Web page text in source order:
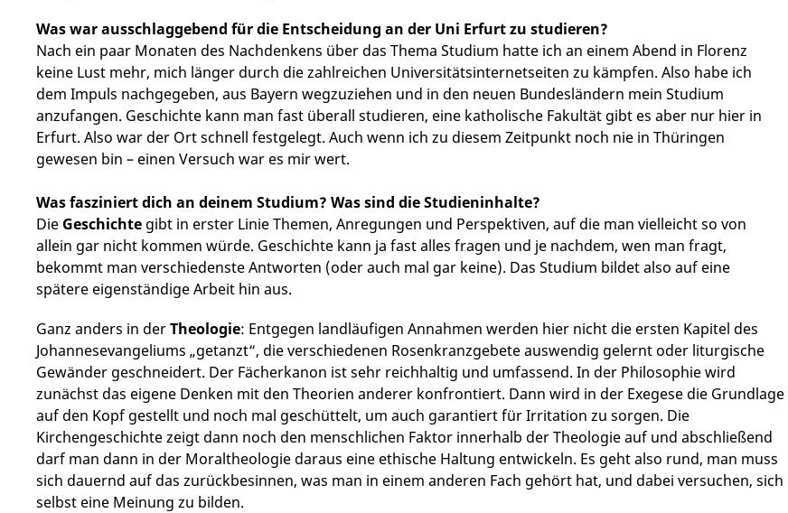
Was war ausschlaggebend für die Entscheidung an der Uni Erfurt zu studieren?
Nach ein paar Monaten des Nachdenkens über das Thema Studium hatte ich an einem Abend in Florenz
keine Lust mehr, mich länger durch die zahlreichen Universitätsinternetseiten zu kämpfen. Also habe ich
dem Impuls nachgegeben, aus Bayern wegzuziehen und in den neuen Bundesländern mein Studium
anzufangen. Geschichte kann man fast überall studieren, eine katholische Fakultät gibt es aber nur hier in
Erfurt. Also war der Ort schnell festgelegt. Auch wenn ich zu diesem Zeitpunkt noch nie in Thüringen
gewesen bin – einen Versuch war es mir wert.
Was fasziniert dich an deinem Studium? Was sind die Studieninhalte?
Die Geschichte gibt in erster Linie Themen, Anregungen und Perspektiven, auf die man vielleicht so von
allein gar nicht kommen würde. Geschichte kann ja fast alles fragen und je nachdem, wen man fragt,
bekommt man verschiedenste Antworten (oder auch mal gar keine). Das Studium bildet also auf eine
spätere eigenständige Arbeit hin aus.
Ganz anders in derTheologie: Entgegen landläufigen Annahmen werden hier nicht die ersten Kapitel des
Johannesevangeliums „getanzt“, die verschiedenen Rosenkranzgebete auswendig gelernt oder liturgische
Gewänder geschneidert. Der Fächerkanon ist sehr reichhaltig und umfassend. In der Philosophie wird
zunächst das eigene Denken mit den Theorien anderer konfrontiert. Dann wird in der Exegese die Grundlage
auf den Kopf gestellt und noch mal geschüttelt, um auch garantiert für Irritation zu sorgen. Die
Kirchengeschichte zeigt dann noch den menschlichen Faktor innerhalb der Theologie auf und abschließend
darf man dann in der Moraltheologie daraus eine ethische Haltung entwickeln. Es geht also rund, man muss
sich dauernd auf das zurückbesinnen, was man in einem anderen Fach gehört hat, und dabei versuchen, sich
selbst eine Meinung zu bilden.